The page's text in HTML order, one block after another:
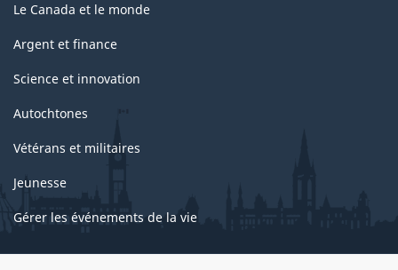
Le Canada et le monde
Argent et finance
Science et innovation
Autochtones
Vétérans et militaires
Jeunesse
Gérer les événements de la vie